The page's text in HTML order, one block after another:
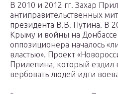
В 2010 и 2012 гг. Захар
антиправительственных
президента В.В. Путина. В
Крыму и войны на
оппозиционера началось
властью». Проект
Прилепина, который ездил
вербовать людей идти